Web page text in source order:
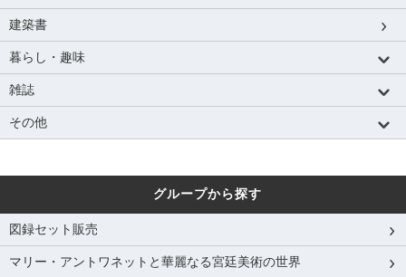
建築書
暮らし・趣味
雑誌
その他
グループから探す
図録セット販売
マリー・アントワネットと華麗なる宮廷美術の世界